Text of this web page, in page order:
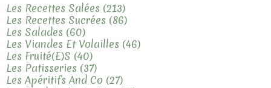
Les Recettes Salées (213)
Les Recettes Sucrées (86)
Les Salades (60)
Les Viandes Et Volailles (46)
Les Fruité(e)s (40)
Les Patisseries (37)
Les Apéritifs And Co (27)